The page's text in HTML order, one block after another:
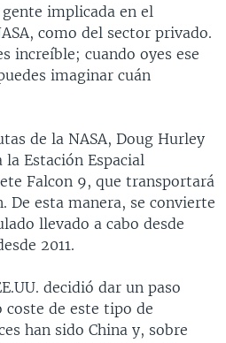
implicada en el
como del sector privado.
increíble; cuando oyes ese
imaginar cuán
de la NASA, Doug Hurley
Estación Espacial
Falcon 9, que transportará
De esta manera, se convierte
llevado a cabo desde
2011.
decidió dar un paso
coste de este tipo de
han sido China y, sobre